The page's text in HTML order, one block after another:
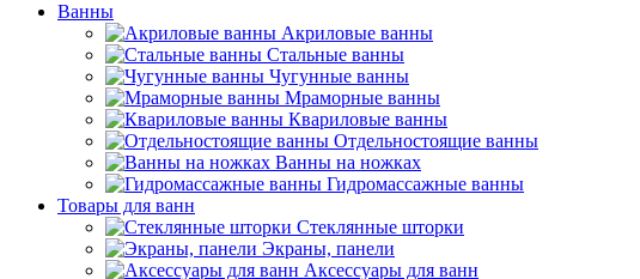
Ванны
Акриловые ванны
Стальные ванны
Чугунные ванны
Мраморные ванны
Квариловые ванны
Отдельностоящие ванны
Ванны на ножках
Гидромассажные ванны
Товары для ванн
Стеклянные шторки
Экраны, панели
Аксессуары для ванн